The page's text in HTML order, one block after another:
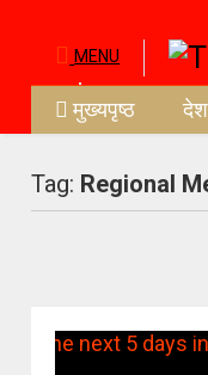
MENU
मुख्यपृष्ठ
Tag: Regional